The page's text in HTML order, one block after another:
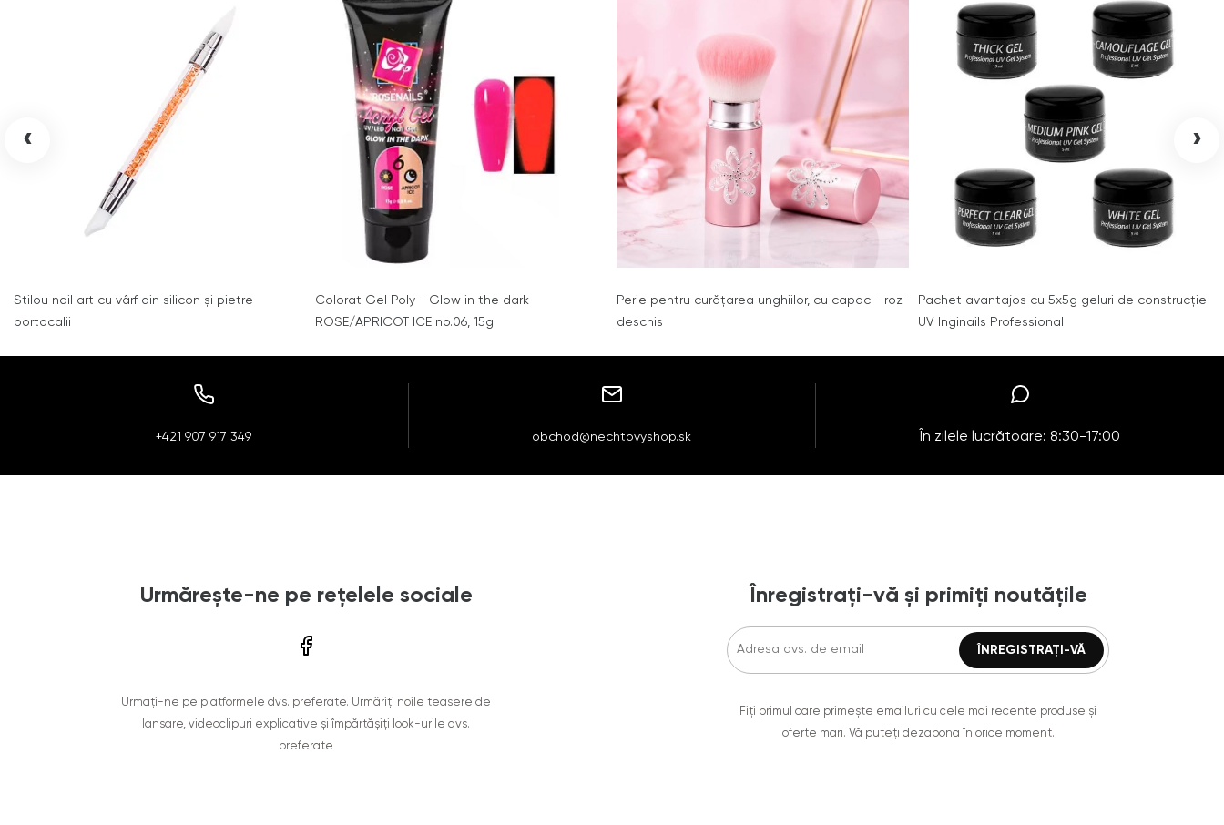
Stilou nail art cu vârf din silicon și pietre
portocalii
Colorat Gel Poly - Glow in the dark
ROSE/APRICOT ICE no.06, 15g
Perie pentru curățarea unghiilor, cu capac - roz-
deschis
Pachet avantajos cu 5x5g geluri de construcție
UV Inginails Professional
‹ ›
+421 907 917 349 obchod@nechtovyshop.sk În zilele lucrătoare: 8:30-17:00
Urmărește-ne pe rețelele sociale
Urmați-ne pe platformele dvs. preferate. Urmăriți noile teasere de
lansare, videoclipuri explicative și împărtășiți look-urile dvs.
preferate
Înregistrați-vă și primiți noutățile
Fiți primul care primește emailuri cu cele mai recente produse și
oferte mari. Vă puteți dezabona în orice moment.